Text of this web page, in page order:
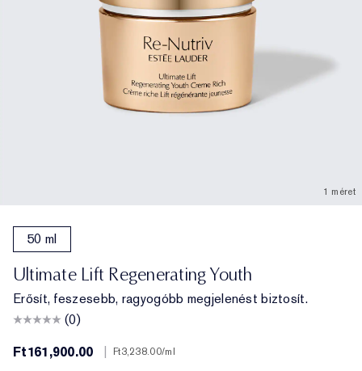
1 méret
50 ml
Ultimate Lift Regenerating Youth
Erősít, feszesebb, ragyogóbb megjelenést biztosít.
(0)
Ft161,900.00
Ft3,238.00/ml